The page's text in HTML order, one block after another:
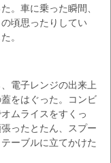
。車に乗った瞬間、
頃思ったりしてい
。
電子レンジの出来上
をはぐった。コンビ
ムライスをすくっ
ったとたん、スプー
ーブルに立てかけた